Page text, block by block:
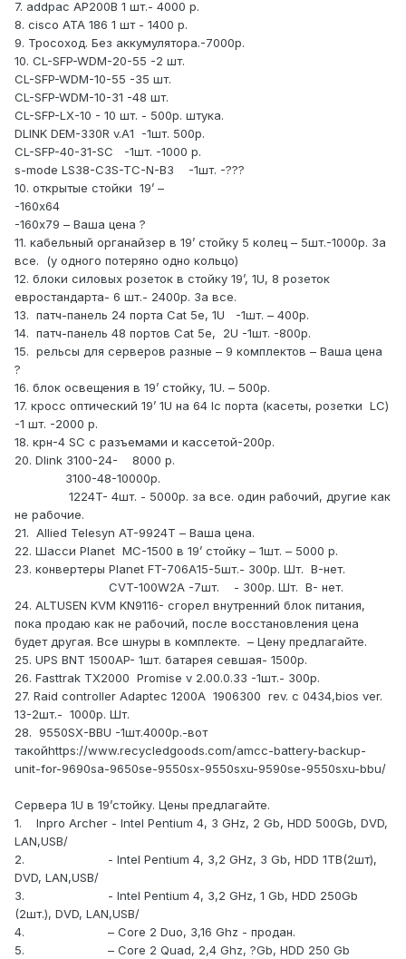
7. addpac AP200B 1 шт.- 4000 р.
8. cisco ATA 186 1 шт - 1400 р.
9. Тросоход. Без аккумулятора.-7000р.
10. CL-SFP-WDM-20-55 -2 шт.
CL-SFP-WDM-10-55 -35 шт.
CL-SFP-WDM-10-31 -48 шт.
CL-SFP-LX-10 - 10 шт. - 500р. штука.
DLINK DEM-330R v.A1 -1шт. 500р.
CL-SFP-40-31-SC -1шт. -1000 р.
s-mode LS38-C3S-TC-N-B3 -1шт. -???
10. открытые стойки 19’ –
-160х64
-160х79 – Ваша цена ?
11. кабельный органайзер в 19’ стойку 5 колец – 5шт.-1000р. За
все. (у одного потеряно одно кольцо)
12. блоки силовых розеток в стойку 19’, 1U, 8 розеток
евростандарта- 6 шт.- 2400р. За все.
13. патч-панель 24 порта Cat 5e, 1U -1шт. – 400р.
14. патч-панель 48 портов Cat 5e, 2U -1шт. -800р.
15. рельсы для серверов разные – 9 комплектов – Ваша цена
?
16. блок освещения в 19’ стойку, 1U. – 500р.
17. кросс оптический 19’ 1U на 64 lc порта (касеты, розетки LC)
-1 шт. -2000 р.
18. крн-4 SC с разъемами и кассетой-200р.
20. Dlink 3100-24- 8000 р.
3100-48-10000р.
1224T- 4шт. - 5000р. за все. один рабочий, другие как
не рабочие.
21. Allied Telesyn AT-9924T – Ваша цена.
22. Шасси Planet MC-1500 в 19’ стойку – 1шт. – 5000 р.
23. конвертеры Planet FT-706A15-5шт.- 300р. Шт. B-нет.
CVT-100W2A -7шт. - 300р. Шт. B- нет.
24. ALTUSEN KVM KN9116- сгорел внутренний блок питания,
пока продаю как не рабочий, после восстановления цена
будет другая. Все шнуры в комплекте. – Цену предлагайте.
25. UPS BNT 1500AP- 1шт. батарея севшая- 1500р.
26. Fasttrak TX2000 Promise v 2.00.0.33 -1шт.- 300р.
27. Raid controller Adaptec 1200A 1906300 rev. c 0434,bios ver.
13-2шт.- 1000р. Шт.
28. 9550SX-BBU -1шт.4000р.-вот
такойhttps://www.recycledgoods.com/amcc-battery-backup-
unit-for-9690sa-9650se-9550sx-9550sxu-9590se-9550sxu-bbu/
Сервера 1U в 19’стойку. Цены предлагайте.
1. Inpro Archer - Intel Pentium 4, 3 GHz, 2 Gb, HDD 500Gb, DVD,
LAN,USB/
2. - Intel Pentium 4, 3,2 GHz, 3 Gb, HDD 1TB(2шт),
DVD, LAN,USB/
3. - Intel Pentium 4, 3,2 GHz, 1 Gb, HDD 250Gb
(2шт.), DVD, LAN,USB/
4. – Core 2 Duo, 3,16 Ghz - продан.
5. – Core 2 Quad, 2,4 Ghz, ?Gb, HDD 250 Gb